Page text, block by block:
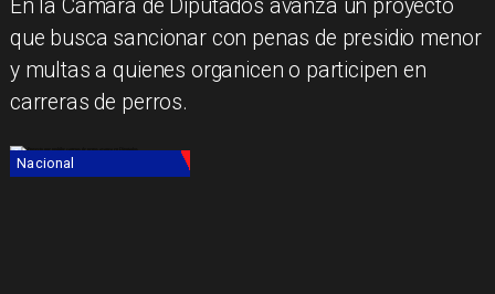
En la Cámara de Diputados avanza un proyecto
que busca sancionar con penas de presidio menor
y multas a quienes organicen o participen en
carreras de perros.
Nacional